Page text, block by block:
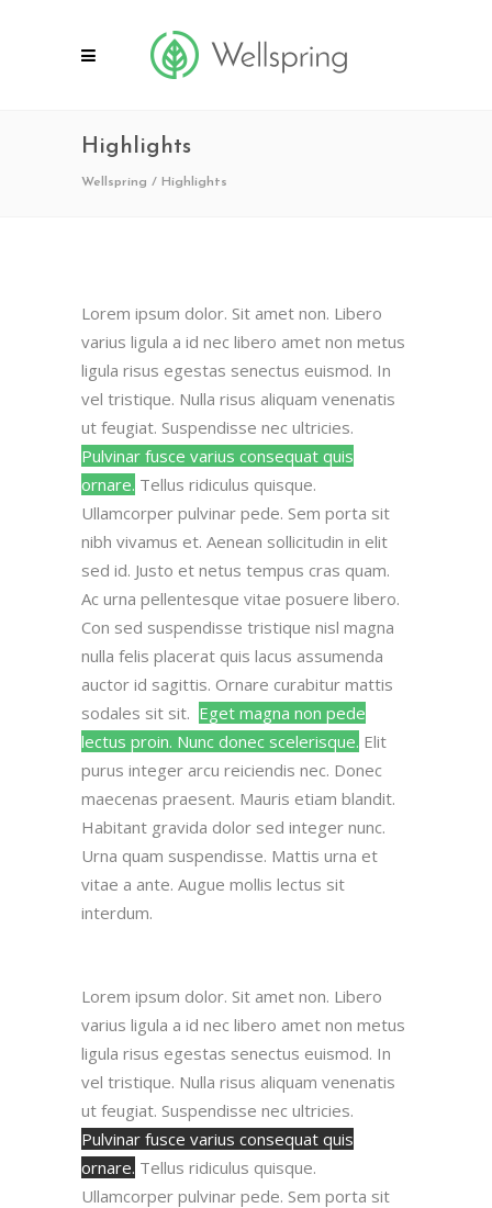
Highlights
Wellspring / Highlights
Lorem ipsum dolor. Sit amet non. Libero
varius ligula a id nec libero amet non metus
ligula risus egestas senectus euismod. In
vel tristique. Nulla risus aliquam venenatis
ut feugiat. Suspendisse nec ultricies.
Pulvinar fusce varius consequat quis
ornare. Tellus ridiculus quisque.
Ullamcorper pulvinar pede. Sem porta sit
nibh vivamus et. Aenean sollicitudin in elit
sed id. Justo et netus tempus cras quam.
Ac urna pellentesque vitae posuere libero.
Con sed suspendisse tristique nisl magna
nulla felis placerat quis lacus assumenda
auctor id sagittis. Ornare curabitur mattis
sodales sit sit. Eget magna non pede
lectus proin. Nunc donec scelerisque. Elit
purus integer arcu reiciendis nec. Donec
maecenas praesent. Mauris etiam blandit.
Habitant gravida dolor sed integer nunc.
Urna quam suspendisse. Mattis urna et
vitae a ante. Augue mollis lectus sit
interdum.
Lorem ipsum dolor. Sit amet non. Libero
varius ligula a id nec libero amet non metus
ligula risus egestas senectus euismod. In
vel tristique. Nulla risus aliquam venenatis
ut feugiat. Suspendisse nec ultricies.
Pulvinar fusce varius consequat quis
ornare. Tellus ridiculus quisque.
Ullamcorper pulvinar pede. Sem porta sit